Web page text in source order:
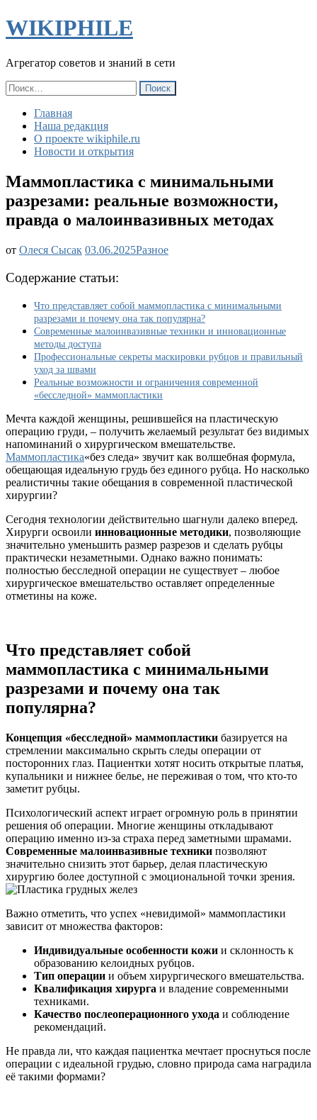
WIKIPHILE
Агрегатор советов и знаний в сети
Найти:
Главная
Наша редакция
О проекте wikiphile.ru
Новости и открытия
Маммопластика с минимальными
разрезами: реальные возможности,
правда о малоинвазивных методах
от Олеся Сысак 03.06.2025Маммопластика
возможности,
правда
о
методах
Разное
Содержание статьи:
Что представляет собой маммопластика с минимальными
разрезами и почему она так популярна?
Современные малоинвазивные техники и инновационные
методы доступа
Профессиональные секреты маскировки рубцов и правильный
уход за швами
Реальные возможности и ограничения современной
«бесследной» маммопластики
Мечта каждой женщины, решившейся на пластическую
операцию груди, – получить желаемый результат без видимых
напоминаний о хирургическом вмешательстве.
Маммопластика«без следа» звучит как волшебная формула,
обещающая идеальную грудь без единого рубца. Но насколько
реалистичны такие обещания в современной пластической
хирургии?
Сегодня технологии действительно шагнули далеко вперед.
Хирурги освоили инновационные методики, позволяющие
значительно уменьшить размер разрезов и сделать рубцы
практически незаметными. Однако важно понимать:
полностью бесследной операции не существует – любое
хирургическое вмешательство оставляет определенные
отметины на коже.
Что представляет собой
маммопластика с минимальными
разрезами и почему она так
популярна?
Концепция «бесследной» маммопластики базируется на
стремлении максимально скрыть следы операции от
посторонних глаз. Пациентки хотят носить открытые платья,
купальники и нижнее белье, не переживая о том, что кто-то
заметит рубцы.
Психологический аспект играет огромную роль в принятии
решения об операции. Многие женщины откладывают
операцию именно из-за страха перед заметными шрамами.
Современные малоинвазивные техники позволяют
значительно снизить этот барьер, делая пластическую
хирургию более доступной с эмоциональной точки зрения.
Важно отметить, что успех «невидимой» маммопластики
зависит от множества факторов:
Индивидуальные особенности кожи и склонность к
образованию келоидных рубцов.
Тип операции и объем хирургического вмешательства.
Квалификация хирурга и владение современными
техниками.
Качество послеоперационного ухода и соблюдение
рекомендаций.
Не правда ли, что каждая пациентка мечтает проснуться после
операции с идеальной грудью, словно природа сама наградила
её такими формами?